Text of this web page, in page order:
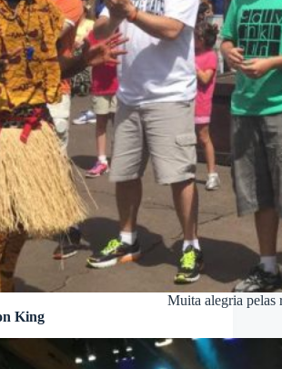
Muita alegria
King